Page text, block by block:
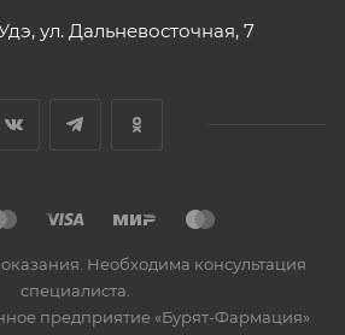
ул. Дальневосточная, 7
Необходима консультация
специалиста.
предприятие «Бурят-Фармация»